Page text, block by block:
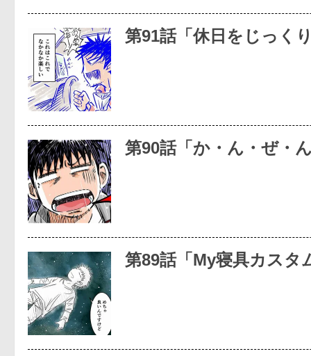
第91話「休日をじっく
第90話「か・ん・ぜ・
第89話「My寝具カスタ